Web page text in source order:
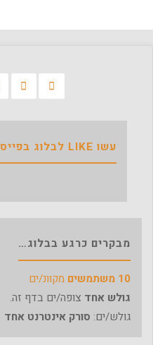
עשו LIKE לבלוג בפייסבוק
מבקרים כרגע בבלוג…
10 משתמשים
מקוונ/ים
גולש אחד צופה/ים בדף זה.
גולש/ים: סורק אינטרנט אחד